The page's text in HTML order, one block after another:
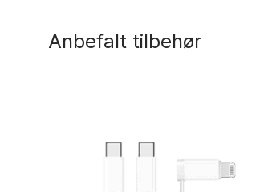
Anbefalt tilbehør